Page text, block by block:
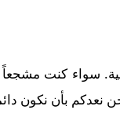
سواء كنت مشجعاً
بأن نكون